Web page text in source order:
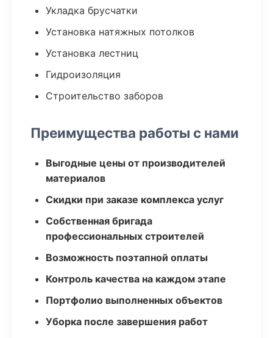
Укладка брусчатки
Установка натяжных потолков
Установка лестниц
Гидроизоляция
Строительство заборов
Преимущества работы с нами
Выгодные цены от производителей
материалов
Скидки при заказе комплекса услуг
Собственная бригада
профессиональных строителей
Возможность поэтапной оплаты
Контроль качества на каждом этапе
Портфолио выполненных объектов
Уборка после завершения работ